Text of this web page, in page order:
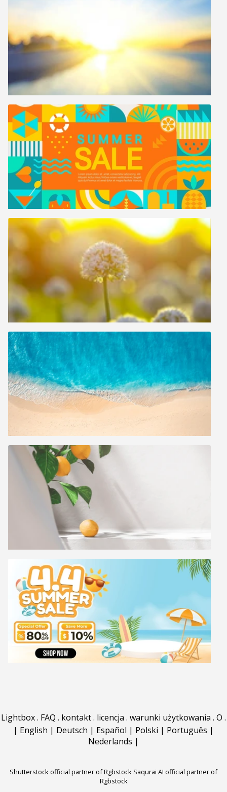
Lightbox. FAQ . kontakt. licencja . warunki użytkowania . O .
| English | Deutsch | Español | Polski | Português |
Nederlands |
Shutterstock official partner of Rgbstock Saqurai AI official partner of
Rgbstock